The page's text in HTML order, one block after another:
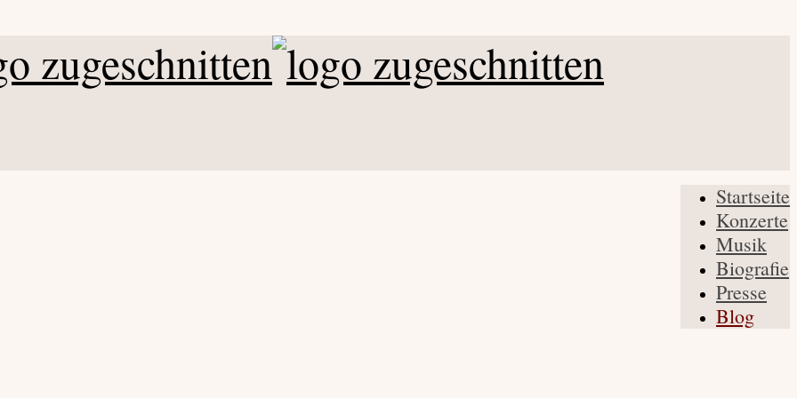
Startseite
Konzerte
Musik
Biografie
Presse
Blog